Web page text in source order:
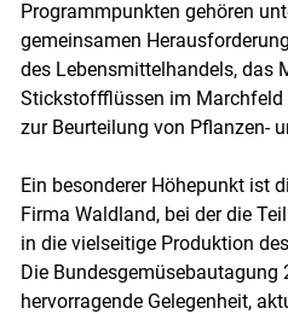
Programmpunkten gehören
gemeinsamen
des Lebensmittelhandels, das
Stickstoffflüssen im Marchfeld
zur Beurteilung von Pflanzen-
Ein besonderer Höhepunkt ist
Firma Waldland, bei der die
in die vielseitige Produktion
Die Bundesgemüsebautagung
hervorragende Gelegenheit,